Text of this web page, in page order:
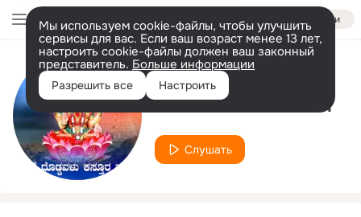
Войти
Мы используем cookie-файлы, чтобы улучшить
сервисы для вас. Если ваш возраст менее 13 лет,
настроить cookie-файлы должен ваш законный
представитель. Больше информации
Разрешить все Настроить
Исполнитель
Shivukumar Shastri
Слушать